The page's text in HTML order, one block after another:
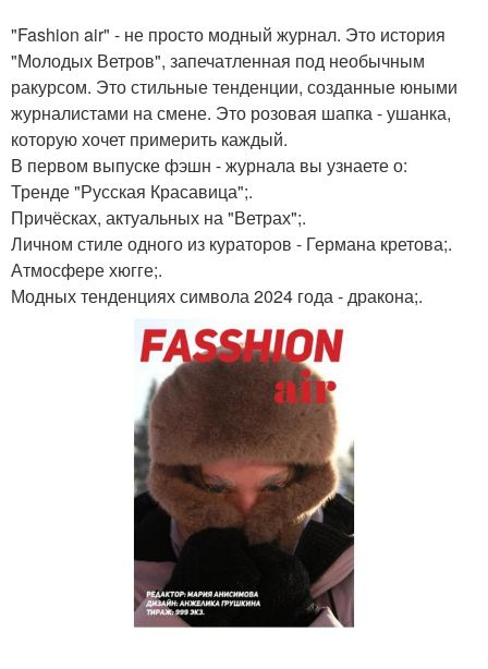
"Fashion air" - не просто модный журнал. Это история
"Молодых Ветров", запечатленная под необычным
ракурсом. Это стильные тенденции, созданные юными
журналистами на смене. Это розовая шапка - ушанка,
которую хочет примерить каждый.
В первом выпуске фэшн - журнала вы узнаете о:
Тренде "Русская Красавица";.
Причёсках, актуальных на "Ветрах";.
Личном стиле одного из кураторов - Германа кретова;.
Атмосфере хюгге;.
Модных тенденциях символа 2024 года - дракона;.